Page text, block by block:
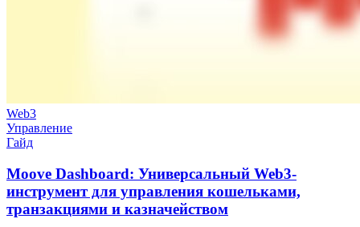
Web3
Управление
Гайд
Moove Dashboard: Универсальный Web3-
инструмент для управления кошельками,
транзакциями и казначейством